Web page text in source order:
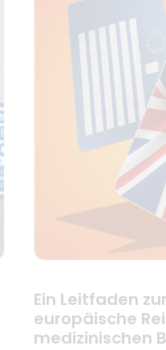
Ein Leitfaden
europäische
medizinischen